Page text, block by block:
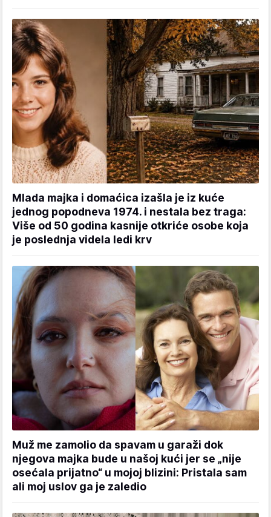
Mlada majka i domaćica izašla je iz kuće
jednog popodneva 1974. i nestala bez traga:
Više od 50 godina kasnije otkriće osobe koja
je poslednja videla ledi krv
Muž me zamolio da spavam u garaži dok
njegova majka bude u našoj kući jer se „nije
osećala prijatno“ u mojoj blizini: Pristala sam
ali moj uslov ga je zaledio